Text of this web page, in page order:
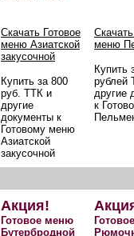
Скачать Готовое
меню Азиатской
закусочной
Купить за 800
руб. ТТК и
другие
документы к
Готовому меню
Азиатской
закусочной
меню
Купить
рублей
другие
к
Акция!
Готовое меню
Бутербродной